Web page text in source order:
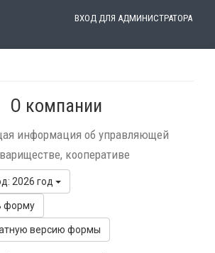
ВХОД ДЛЯ АДМИНИСТРАТОРА
О компании
информация об управляющей
кооперативе
2026 год
форму
версию формы